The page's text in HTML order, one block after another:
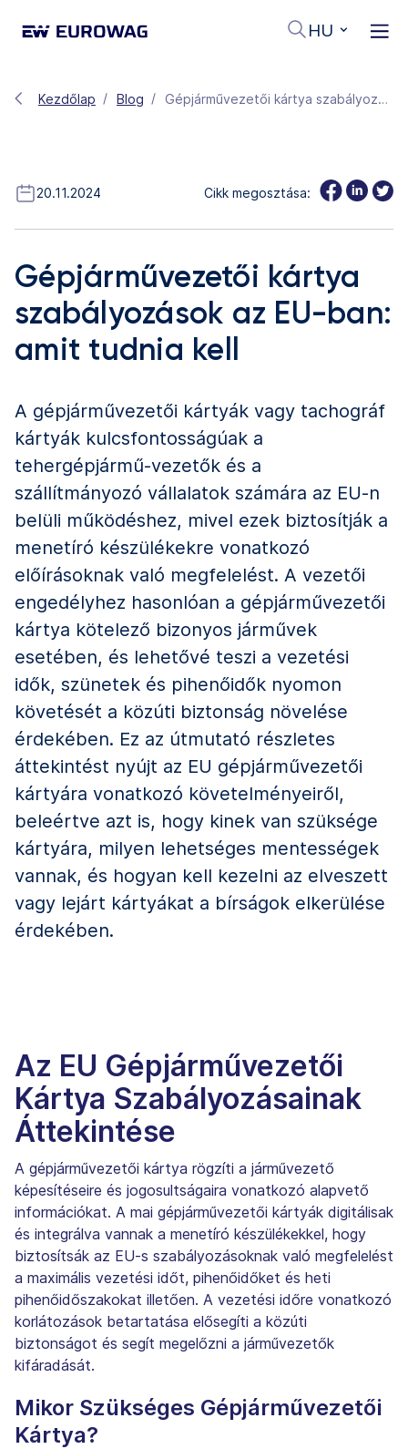
HU
Kezdőlap Blog Gépjárművezetői kártya szabályozások az EU-ban: amit tudnia kell
20.11.2024 Cikk megosztása:
Gépjárművezetői kártya
szabályozások az EU-ban:
amit tudnia kell
A gépjárművezetői kártyák vagy tachográf
kártyák kulcsfontosságúak a
tehergépjármű-vezetők és a
szállítmányozó vállalatok számára az EU-n
belüli működéshez, mivel ezek biztosítják a
menetíró készülékekre vonatkozó
előírásoknak való megfelelést. A vezetői
engedélyhez hasonlóan a gépjárművezetői
kártya kötelező bizonyos járművek
esetében, és lehetővé teszi a vezetési
idők, szünetek és pihenőidők nyomon
követését a közúti biztonság növelése
érdekében. Ez az útmutató részletes
áttekintést nyújt az EU gépjárművezetői
kártyára vonatkozó követelményeiről,
beleértve azt is, hogy kinek van szüksége
kártyára, milyen lehetséges mentességek
vannak, és hogyan kell kezelni az elveszett
vagy lejárt kártyákat a bírságok elkerülése
érdekében.
Az EU Gépjárművezetői
Kártya Szabályozásainak
Áttekintése
A gépjárművezetői kártya rögzíti a járművezető
képesítéseire és jogosultságaira vonatkozó alapvető
információkat. A mai gépjárművezetői kártyák digitálisak
és integrálva vannak a menetíró készülékekkel, hogy
biztosítsák az EU-s szabályozásoknak való megfelelést
a maximális vezetési időt, pihenőidőket és heti
pihenőidőszakokat illetően. A vezetési időre vonatkozó
korlátozások betartatása elősegíti a közúti
biztonságot és segít megelőzni a járművezetők
kifáradását.
Mikor Szükséges Gépjárművezetői
Kártya?